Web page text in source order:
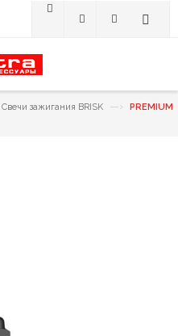
Свечи зажигания BRISK —›
PREMIUM